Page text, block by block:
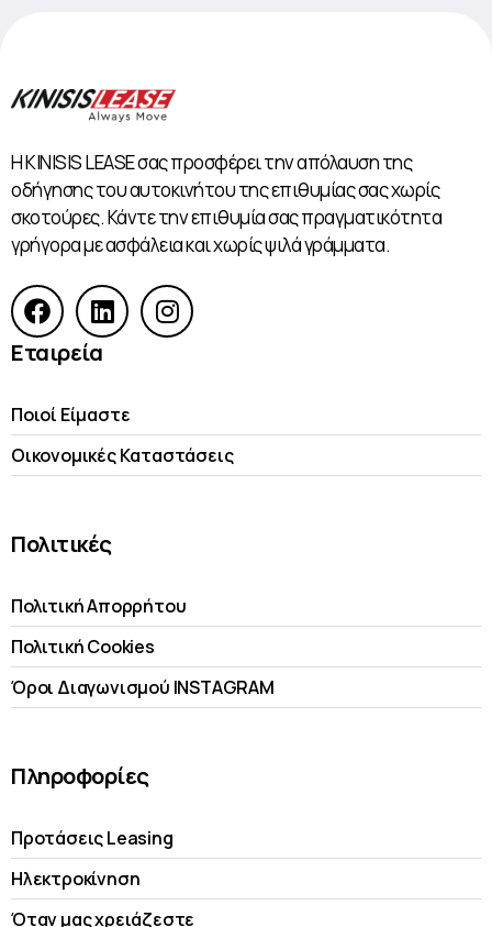
Η KINISIS LEASE σας προσφέρει την απόλαυση της
οδήγησης του αυτοκινήτου της επιθυμίας σας χωρίς
σκοτούρες. Κάντε την επιθυμία σας πραγματικότητα
γρήγορα με ασφάλεια και χωρίς ψιλά γράμματα.
Εταιρεία
Ποιοί Είμαστε
Οικονομικές Kαταστάσεις
Πολιτικές
Πολιτική Απορρήτου
Πολιτική Cookies
Όροι Διαγωνισμού INSTAGRAM
Πληροφορίες
Προτάσεις Leasing
Ηλεκτροκίνηση
Όταν μας χρειάζεστε